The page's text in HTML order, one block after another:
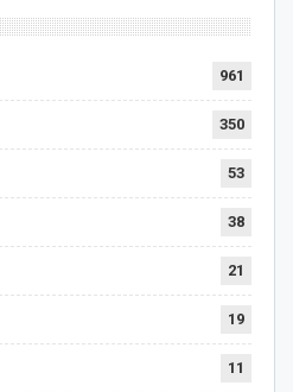
961
350
53
38
21
19
11